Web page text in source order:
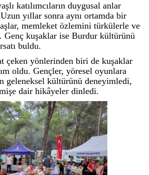
katılımcıların duygusal anlar
yıllar sonra aynı ortamda bir
memleket özlemini türkülerle ve
Genç kuşaklar ise Burdur kültürünü
buldu.
çeken yönlerinden biri de kuşaklar
oldu. Gençler, yöresel oyunlara
geleneksel kültürünü deneyimledi,
dair hikâyeler dinledi.